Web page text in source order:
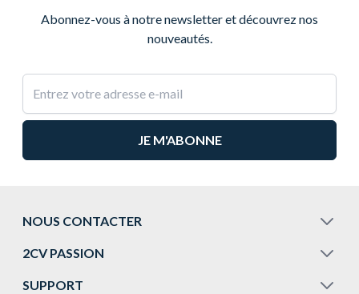
Abonnez-vous à notre newsletter et découvrez nos
nouveautés.
Adresse e-mail
NOUS CONTACTER
2CV PASSION
SUPPORT